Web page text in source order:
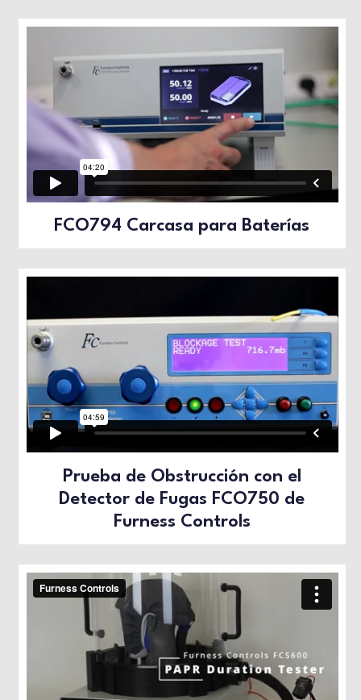
FCO794 Carcasa para Baterías
Prueba de Obstrucción con el
Detector de Fugas FCO750 de
Furness Controls